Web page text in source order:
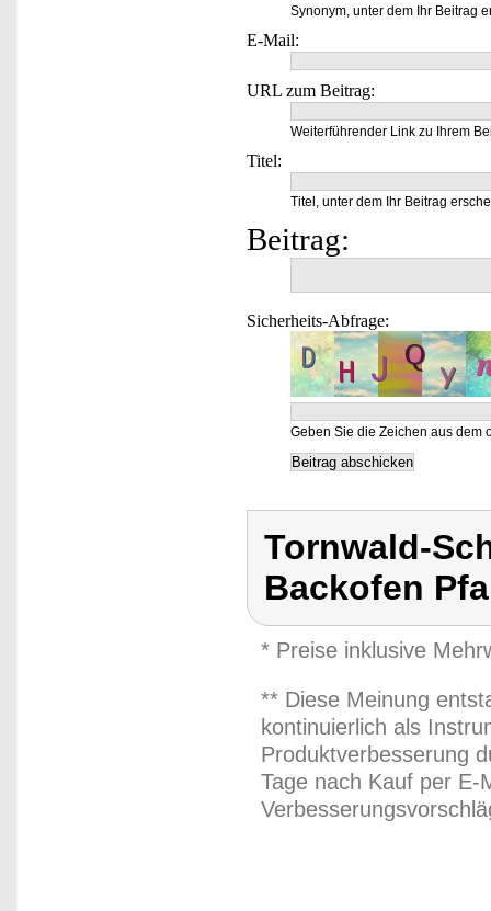
Synonym, unter dem Ihr Beitrag
E-Mail:
URL zum Beitrag:
Weiterführender Link zu Ihrem
Titel:
Titel, unter dem Ihr Beitrag
Beitrag:
Sicherheits-Abfrage:
Geben Sie die Zeichen aus dem
Tornwald-
Backofen
* Preise inklusive
** Diese Meinung
kontinuierlich als
Produktverbesserung
Tage nach Kauf per E-